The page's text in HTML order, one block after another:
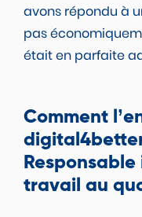
avons répondu à
pas
était en parfaite
Comment
travail au